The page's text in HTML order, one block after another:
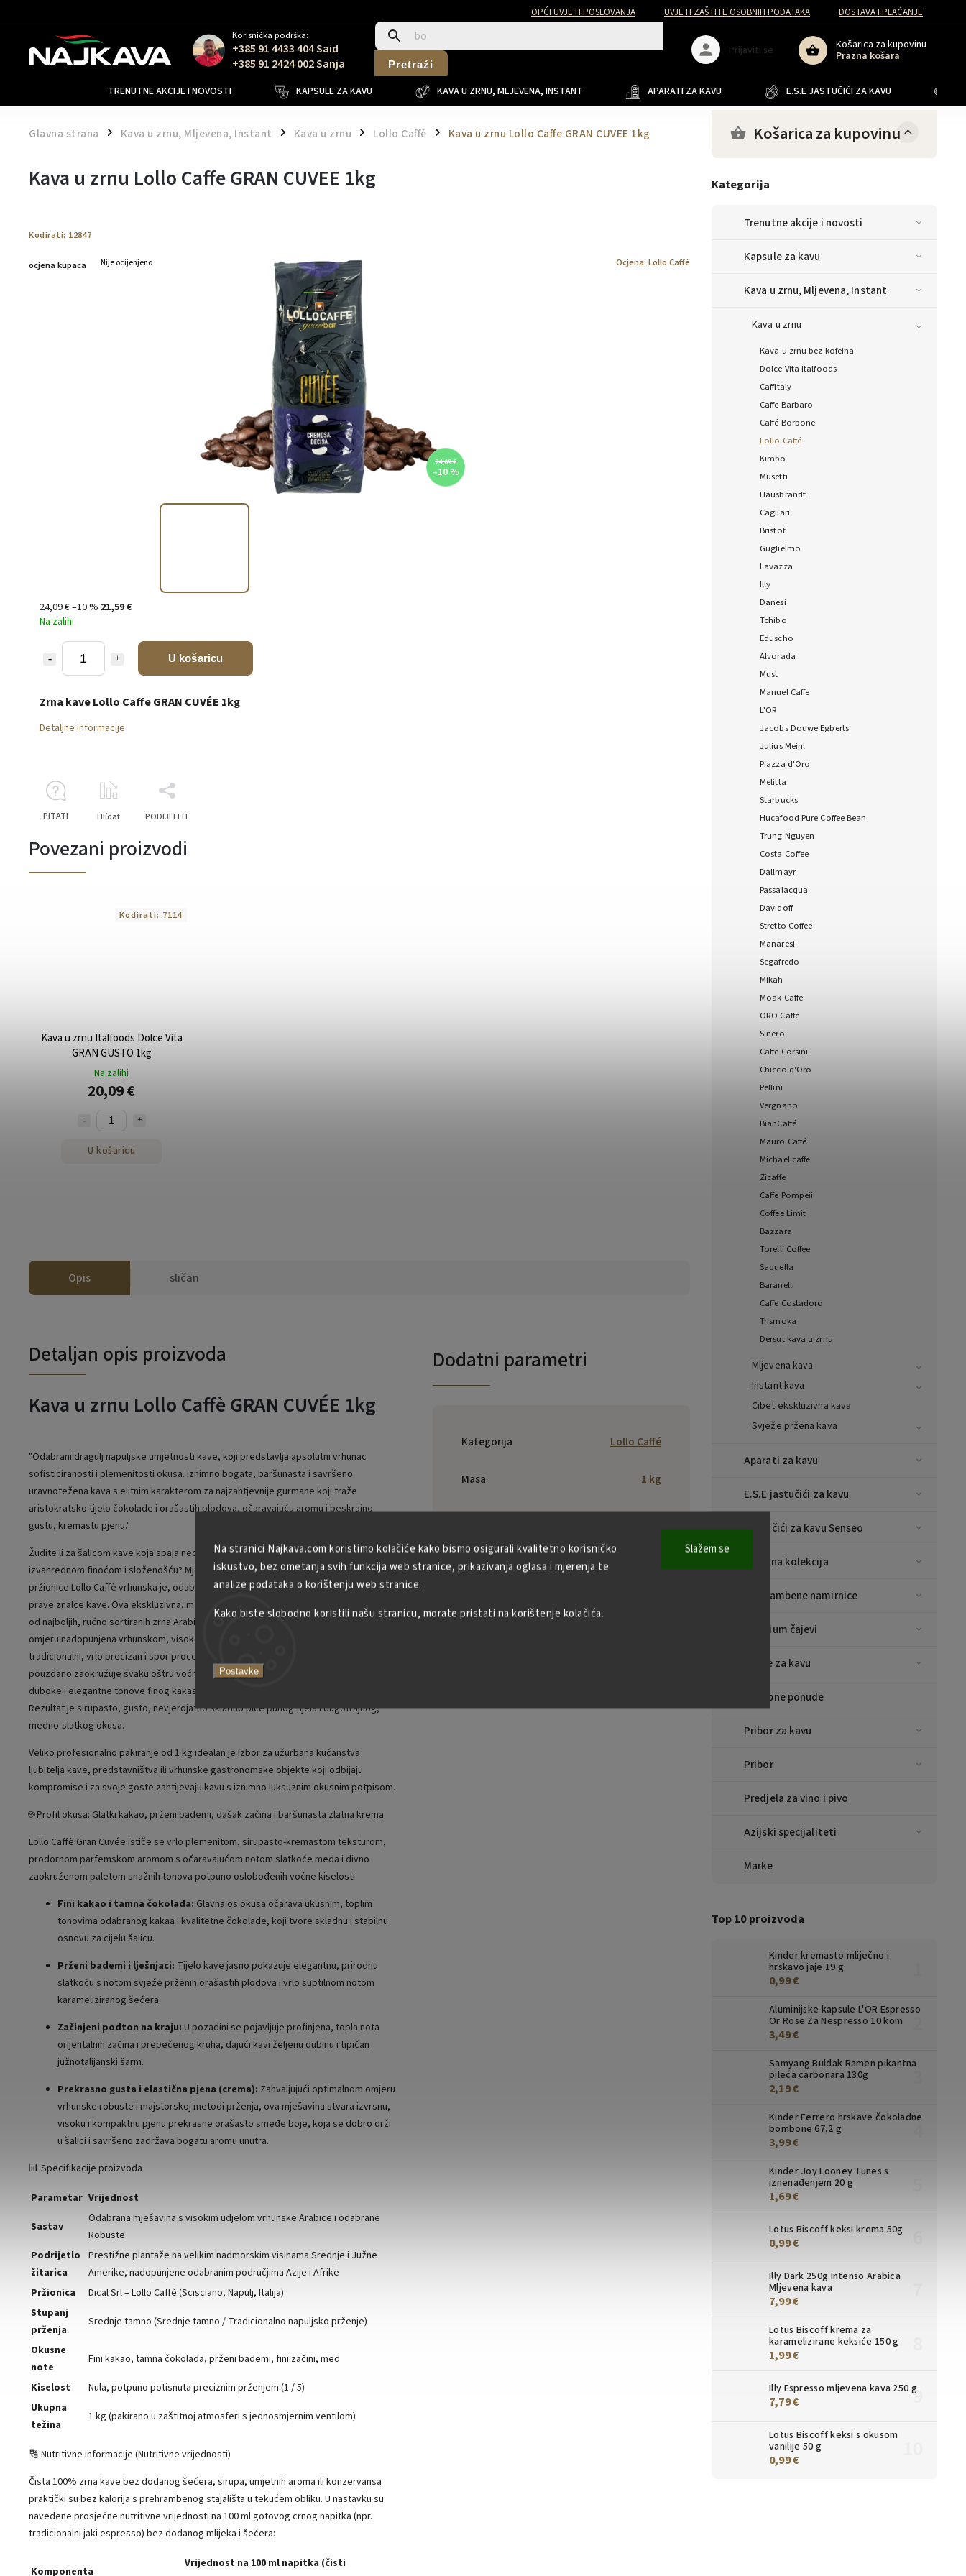
Na stranici Najkava.com koristimo kolačiće kako bismo osigurali kvalitetno korisničko
iskustvo, bez ometanja svih funkcija web stranice, prikazivanja oglasa i mjerenja te
analize podataka o korištenju web stranice.
Kako biste slobodno koristili našu stranicu, morate pristati na korištenje kolačića.
Postavke
Slažem se
OPĆI UVJETI POSLOVANJA UVJETI ZAŠTITE OSOBNIH PODATAKA
DOSTAVA I PLAĆANJE
Korisnička podrška:
+385 91 4433 404 Said
+385 91 2424 002 Sanja
Pretraži
Košarica za kupovinu
Prazna košara
Prijaviti se
TRENUTNE AKCIJE I NOVOSTI KAPSULE ZA KAVU KAVA U ZRNU, MLJEVENA, INSTANT APARATI ZA KAVU E.S.E JASTUČIĆI ZA KAVU
Glavna strana / Kava u zrnu, Mljevena, Instant / Kava u zrnu / Lollo Caffé / Kava u zrnu Lollo Caffe GRAN CUVEE 1kg Košarica za kupovinu
Kategorija
Trenutne akcije i novosti
Kapsule za kavu
Kava u zrnu, Mljevena, Instant
Kava u zrnu
Kava u zrnu bez kofeina
Dolce Vita Italfoods
Caffitaly
Caffe Barbaro
Caffé Borbone
Lollo Caffé
Kimbo
Musetti
Hausbrandt
Cagliari
Bristot
Guglielmo
Lavazza
Illy
Danesi
Tchibo
Eduscho
Alvorada
Must
Manuel Caffe
L'OR
Jacobs Douwe Egberts
Julius Meinl
Piazza d'Oro
Melitta
Starbucks
Hucafood Pure Coffee Bean
Trung Nguyen
Costa Coffee
Dallmayr
Passalacqua
Davidoff
Stretto Coffee
Manaresi
Segafredo
Mikah
Moak Caffe
ORO Caffe
Sinero
Caffe Corsini
Chicco d'Oro
Pellini
Vergnano
BianCaffé
Mauro Caffé
Michael caffe
Zicaffe
Caffe Pompeii
Coffee Limit
Bazzara
Torelli Coffee
Saquella
Baranelli
Caffe Costadoro
Trismoka
Dersut kava u zrnu
Mljevena kava
Instant kava
Cibet ekskluzivna kava
Svježe pržena kava
Aparati za kavu
E.S.E jastučići za kavu
Jastučići za kavu Senseo
Božićna kolekcija
Prehrambene namirnice
Premium čajevi
Šalice za kavu
Posebne ponude
Pribor za kavu
Pribor
Predjela za vino i pivo
Azijski specijaliteti
Marke
Top 10 proizvoda
Kinder kremasto mliječno i
hrskavo jaje 19 g
0,99 €
Aluminijske kapsule L'OR Espresso
Or Rose Za Nespresso 10 kom
3,49 €
Samyang Buldak Ramen pikantna
pileća carbonara 130g
2,19 €
Kinder Ferrero hrskave čokoladne
bombone 67,2 g
3,99 €
Kinder Joy Looney Tunes s
iznenađenjem 20 g
1,69 €
Lotus Biscoff keksi krema 50g
0,99 €
Illy Dark 250g Intenso Arabica
Mljevena kava
7,99 €
Lotus Biscoff krema za
karamelizirane keksiće 150 g
1,99 €
Illy Espresso mljevena kava 250 g
7,79 €
Lotus Biscoff keksi s okusom
vanilije 50 g
0,99 €
Kava u zrnu Lollo Caffe GRAN CUVEE 1kg
Kodirati: 12847
ocjena kupaca Nije ocijenjeno Ocjena: Lollo Caffé
24,09 €
–10 %
24,09 €–10 % 21,59 €
Na zalihi
U košaricu
Zrna kave Lollo Caffe GRAN CUVÉE 1kg
Detaljne informacije
PITATI Hlídat PODIJELITI
Povezani proizvodi
Kava u zrnu Italfoods Dolce Vita
GRAN GUSTO 1kg
Na zalihi
20,09 €
U košaricu
Kodirati: 7114
Opis sličan
Detaljan opis proizvoda
Kava u zrnu Lollo Caffè GRAN CUVÉE 1kg
"Odabrani dragulj napuljske umjetnosti kave, koji predstavlja apsolutni vrhunac
sofisticiranosti i plemenitosti okusa. Iznimno bogata, baršunasta i savršeno
uravnotežena kava s elitnim karakterom za najzahtjevnije gurmane koji traže
aristokratsko tijelo čokolade i orašastih plodova, očaravajuću aromu i beskrajno
gustu, kremastu pjenu."
Žudite li za šalicom kave koja spaja neobuzdani temperament južne Italije s
izvanrednom finoćom i složenošću? Mješavina Gran Cuvée poznate napuljske
pržionice Lollo Caffè vrhunska je, odabrana linija dizajnirana za najprobranije kafiće i
prave znalce kave. Ova ekskluzivna, majstorski usklađena mješavina napravljena je
od najboljih, ručno sortiranih zrna Arabice s visokih planina, koja su u optimalnom
omjeru nadopunjena vrhunskom, visokokvalitetnom Robustom. Zrna prolaze
tradicionalni, vrlo precizan i spor proces srednje tamnog prženja. Ovaj napuljski stil
pouzdano zaokružuje svaku oštru voćnu kiselost i, naprotiv, u potpunosti razvija
duboke i elegantne tonove finog kakaa, prženih orašastih plodova i rijetkih začina.
Rezultat je sirupasto, gusto, nevjerojatno skladno piće punog tijela i dugotrajnog,
medno-slatkog okusa.
Veliko profesionalno pakiranje od 1 kg idealan je izbor za užurbana kućanstva
ljubitelja kave, predstavništva ili vrhunske gastronomske objekte koji odbijaju
kompromise i za svoje goste zahtijevaju kavu s iznimno luksuznim okusnim potpisom.
☕ Profil okusa: Glatki kakao, prženi bademi, dašak začina i baršunasta zlatna krema
Lollo Caffè Gran Cuvée ističe se vrlo plemenitom, sirupasto-kremastom teksturom,
prodornom parfemskom aromom s očaravajućom notom slatkoće meda i divno
zaokruženom paletom snažnih tonova potpuno oslobođenih voćne kiselosti:
Fini kakao i tamna čokolada: Glavna os okusa očarava ukusnim, toplim
tonovima odabranog kakaa i kvalitetne čokolade, koji tvore skladnu i stabilnu
osnovu za cijelu šalicu.
Prženi bademi i lješnjaci: Tijelo kave jasno pokazuje elegantnu, prirodnu
slatkoću s notom svježe prženih orašastih plodova i vrlo suptilnom notom
karameliziranog šećera.
Začinjeni podton na kraju: U pozadini se pojavljuje profinjena, topla nota
orijentalnih začina i prepečenog kruha, dajući kavi željenu dubinu i tipičan
južnotalijanski šarm.
Prekrasno gusta i elastična pjena (crema): Zahvaljujući optimalnom omjeru
vrhunske robuste i majstorskoj metodi prženja, ova mješavina stvara izvrsnu,
visoku i kompaktnu pjenu prekrasne orašasto smeđe boje, koja se dobro drži
u šalici i savršeno zadržava bogatu aromu unutra.
📊 Specifikacije proizvoda
Parametar Vrijednost
Sastav
Odabrana mješavina s visokim udjelom vrhunske Arabice i odabrane
Robuste
Podrijetlo
žitarica
Prestižne plantaže na velikim nadmorskim visinama Srednje i Južne
Amerike, nadopunjene odabranim područjima Azije i Afrike
Pržionica
Dical Srl – Lollo Caffè (Scisciano, Napulj, Italija)
Stupanj
prženja
Srednje tamno (Srednje tamno / Tradicionalno napuljsko prženje)
Okusne
note
Fini kakao, tamna čokolada, prženi bademi, fini začini, med
Kiselost
Nula, potpuno potisnuta preciznim prženjem (1 / 5)
Ukupna
težina
1 kg (pakirano u zaštitnoj atmosferi s jednosmjernim ventilom)
🔢 Nutritivne informacije (Nutritivne vrijednosti)
Čista 100% zrna kave bez dodanog šećera, sirupa, umjetnih aroma ili konzervansa
praktički su bez kalorija s prehrambenog stajališta u tekućem obliku. U nastavku su
navedene prosječne nutritivne vrijednosti na 100 ml gotovog crnog napitka (npr.
tradicionalni jaki espresso) bez dodanog mlijeka i šećera:
Komponenta
Vrijednost na 100 ml napitka (čisti
Dodatni parametri
Kategorija Lollo Caffé
Masa 1 kg
EAN: 8034097150753
Dical s.r.l., Via
Abate Luigi